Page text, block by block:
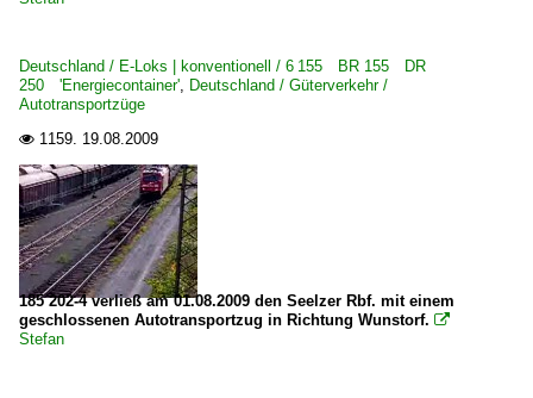
Deutschland / E-Loks | konventionell / 6 155 BR 155 DR
250 'Energiecontainer', Deutschland / Güterverkehr /
Autotransportzüge
 1159. 19.08.2009
185 202-4 verließ am 01.08.2009 den Seelzer Rbf. mit einem
geschlossenen Autotransportzug in Richtung Wunstorf. 
Stefan